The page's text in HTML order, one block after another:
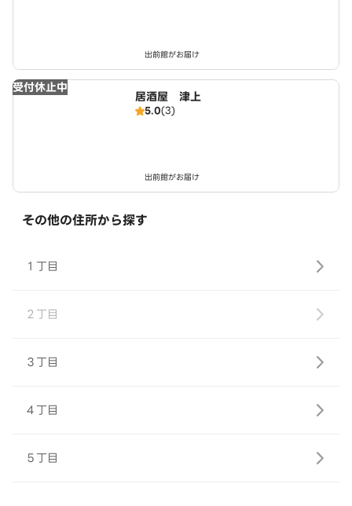
出前館がお届け
受付休止中
居酒屋 津上
5.0(3)
出前館がお届け
その他の住所から探す
１丁目
２丁目
３丁目
４丁目
５丁目